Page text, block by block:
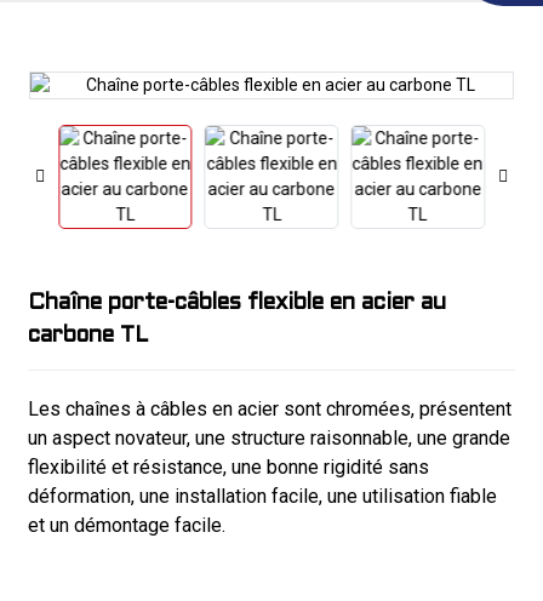
Chaîne porte-câbles flexible en acier au
carbone TL
Les chaînes à câbles en acier sont chromées, présentent
un aspect novateur, une structure raisonnable, une grande
flexibilité et résistance, une bonne rigidité sans
déformation, une installation facile, une utilisation fiable
et un démontage facile.